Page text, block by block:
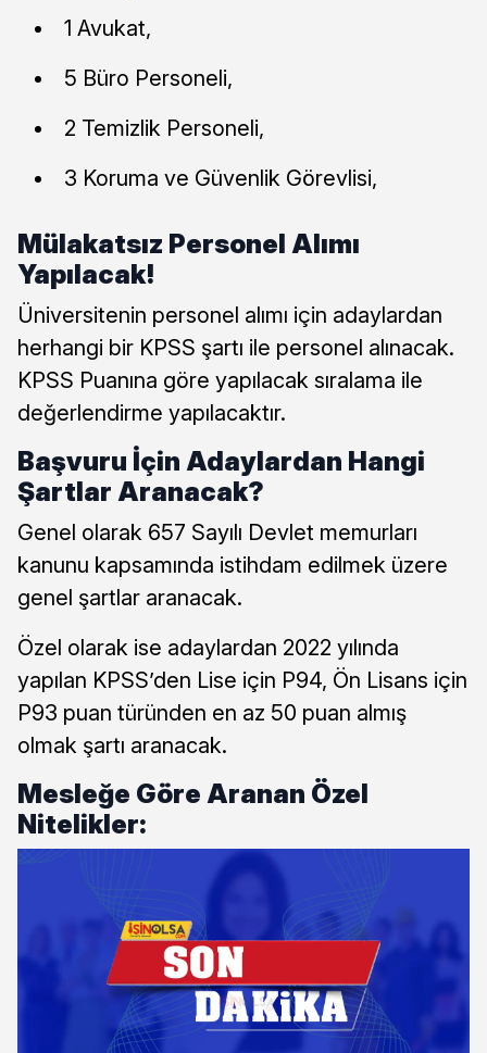
1 Avukat,
5 Büro Personeli,
2 Temizlik Personeli,
3 Koruma ve Güvenlik Görevlisi,
Mülakatsız Personel Alımı
Yapılacak!
Üniversitenin personel alımı için adaylardan
herhangi bir KPSS şartı ile personel alınacak.
KPSS Puanına göre yapılacak sıralama ile
değerlendirme yapılacaktır.
Başvuru İçin Adaylardan Hangi
Şartlar Aranacak?
Genel olarak 657 Sayılı Devlet memurları
kanunu kapsamında istihdam edilmek üzere
genel şartlar aranacak.
Özel olarak ise adaylardan 2022 yılında
yapılan KPSS’den Lise için P94, Ön Lisans için
P93 puan türünden en az 50 puan almış
olmak şartı aranacak.
Mesleğe Göre Aranan Özel
Nitelikler: